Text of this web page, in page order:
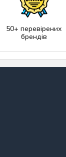
50+ перевірених
брендів